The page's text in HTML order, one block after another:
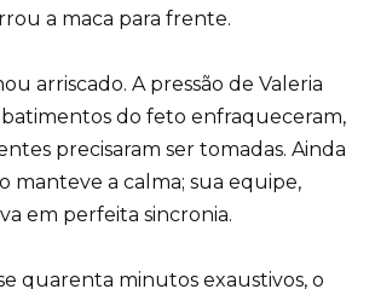
a maca para frente.
arriscado. A pressão de Valeria
do feto enfraqueceram,
precisaram ser tomadas. Ainda
manteve a calma; sua equipe,
em perfeita sincronia.
quarenta minutos exaustivos, o